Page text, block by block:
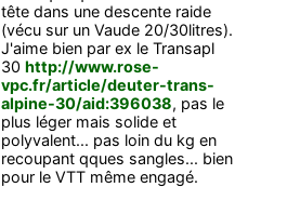
tête dans une descente raide
(vécu sur un Vaude 20/30litres).
J'aime bien par ex le Transapl
30http://www.rose-
vpc.fr/article/deuter-trans-
alpine-30/aid:396038, pas le
plus léger mais solide et
polyvalent... pas loin du kg en
recoupant qques sangles... bien
pour le VTT même engagé.